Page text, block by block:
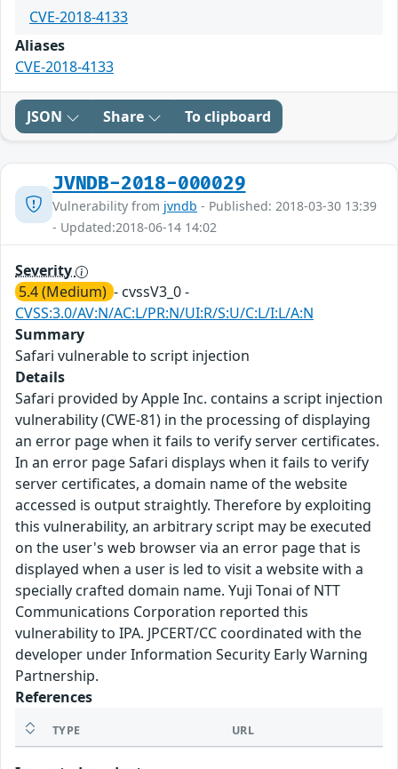
CVE-2018-4133
Aliases
CVE-2018-4133
JSON Share To clipboard
JVNDB-2018-000029
Vulnerability from jvndb - Published: 2018-03-30 13:39
- Updated:2018-06-14 14:02
Severity
5.4 (Medium) - cvssV3_0 -
CVSS:3.0/AV:N/AC:L/PR:N/UI:R/S:U/C:L/I:L/A:N
Summary
Safari vulnerable to script injection
Details
Safari provided by Apple Inc. contains a script injection
vulnerability (CWE-81) in the processing of displaying
an error page when it fails to verify server certificates.
In an error page Safari displays when it fails to verify
server certificates, a domain name of the website
accessed is output straightly. Therefore by exploiting
this vulnerability, an arbitrary script may be executed
on the user's web browser via an error page that is
displayed when a user is led to visit a website with a
specially crafted domain name. Yuji Tonai of NTT
Communications Corporation reported this
vulnerability to IPA. JPCERT/CC coordinated with the
developer under Information Security Early Warning
Partnership.
References
TYPE URL